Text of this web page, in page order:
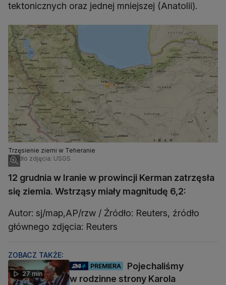
tektonicznych oraz jednej mniejszej (Anatolii).
Trzęsienie ziemi w Teheranie
Źródło zdjęcia: USGS
12 grudnia w Iranie w prowincji Kerman zatrzęsła
się ziemia. Wstrząsy miały magnitudę 6,2:
Autor: sj/map,AP/rzw / Źródło: Reuters, źródło
głównego zdjęcia: Reuters
ZOBACZ TAKŻE:
27 min
PREMIERA
Pojechaliśmy
w rodzinne strony Karola